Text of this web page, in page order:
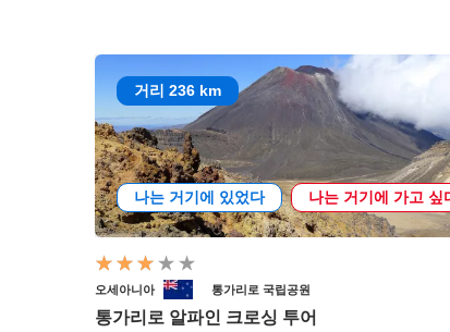
거리 236 km
나는 거기에 있었다 나는 거기에 가고 싶
오세아니아 통가리로 국립공원
통가리로 알파인 크로싱 투어